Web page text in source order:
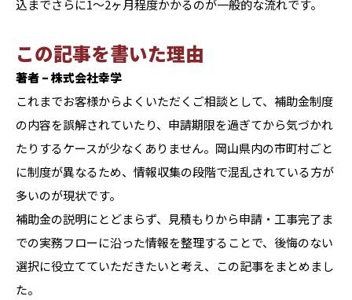
込までさらに1〜2ヶ月程度かかるのが一般的な流れです。
この記事を書いた理由
著者 – 株式会社幸学
これまでお客様からよくいただくご相談として、補助金制度
の内容を誤解されていたり、申請期限を過ぎてから気づかれ
たりするケースが少なくありません。岡山県内の市町村ごと
に制度が異なるため、情報収集の段階で混乱されている方が
多いのが現状です。
補助金の説明にとどまらず、見積もりから申請・工事完了ま
での実務フローに沿った情報を整理することで、後悔のない
選択に役立てていただきたいと考え、この記事をまとめまし
た。